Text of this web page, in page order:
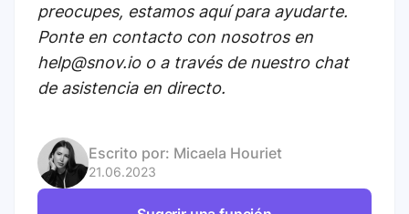
preocupes, estamos aquí para ayudarte.
Ponte en contacto con nosotros en
help@snov.io o a través de nuestro chat
de asistencia en directo.
Escrito por: Micaela Houriet
21.06.2023